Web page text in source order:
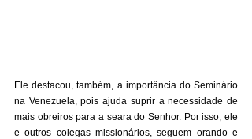
Ele destacou, também, a importância do Seminário
na Venezuela, pois ajuda suprir a necessidade de
mais obreiros para a seara do Senhor. Por isso, ele
e outros colegas missionários, seguem orando e